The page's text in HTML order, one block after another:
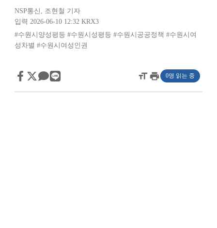
NSP통신 , 조현철 기자
입력 2026-06-10 12:32 KRX3
#수원시양성평등 #수원시성평등 #수원시공공정책 #수원시여
성차별 #수원시여성인권
format_sizeprint 0명 읽는 중